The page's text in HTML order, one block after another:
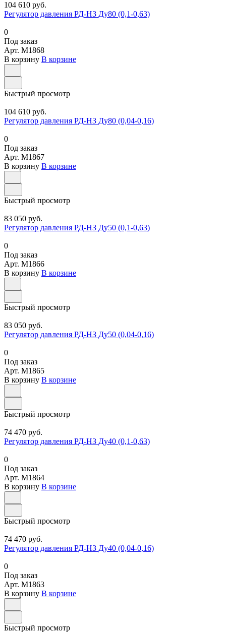
104 610 руб.
Регулятор давления РД-НЗ Ду80 (0,1-0,63)
0
Под заказ
Арт. M1868
В корзину В корзине
Быстрый просмотр
104 610 руб.
Регулятор давления РД-НЗ Ду80 (0,04-0,16)
0
Под заказ
Арт. M1867
В корзину В корзине
Быстрый просмотр
83 050 руб.
Регулятор давления РД-НЗ Ду50 (0,1-0,63)
0
Под заказ
Арт. M1866
В корзину В корзине
Быстрый просмотр
83 050 руб.
Регулятор давления РД-НЗ Ду50 (0,04-0,16)
0
Под заказ
Арт. M1865
В корзину В корзине
Быстрый просмотр
74 470 руб.
Регулятор давления РД-НЗ Ду40 (0,1-0,63)
0
Под заказ
Арт. M1864
В корзину В корзине
Быстрый просмотр
74 470 руб.
Регулятор давления РД-НЗ Ду40 (0,04-0,16)
0
Под заказ
Арт. M1863
В корзину В корзине
Быстрый просмотр